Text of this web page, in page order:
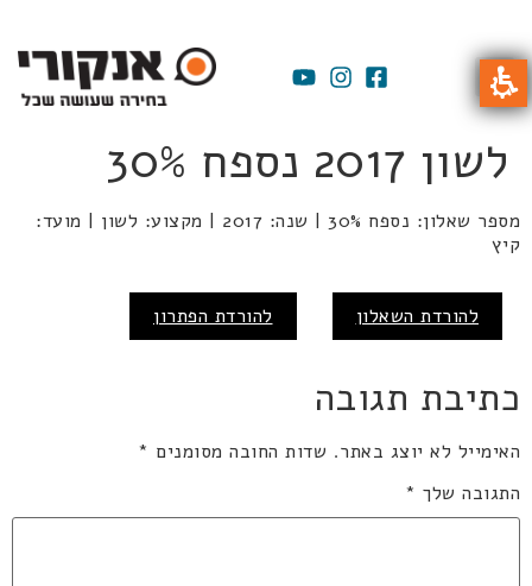
לשון 2017 נספח 30%
מספר שאלון: נספח 30% | שנה: 2017 | מקצוע: לשון | מועד:
קיץ
להורדת השאלון להורדת הפתרון
כתיבת תגובה
האימייל לא יוצג באתר. שדות החובה מסומנים *
התגובה שלך *